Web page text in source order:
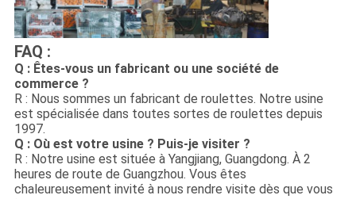
FAQ :
Q : Êtes-vous un fabricant ou une société de
commerce ?
R : Nous sommes un fabricant de roulettes. Notre usine
est spécialisée dans toutes sortes de roulettes depuis
1997.
Q : Où est votre usine ? Puis-je visiter ?
R : Notre usine est située à Yangjiang, Guangdong. À 2
heures de route de Guangzhou. Vous êtes
chaleureusement invité à nous rendre visite dès que vous